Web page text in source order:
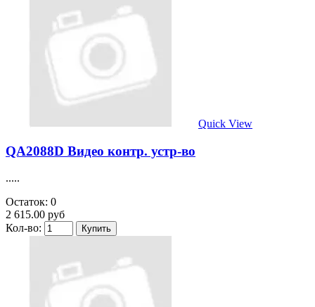
Quick View
QA2088D Видео контр. устр-во
.....
Остаток: 0
2 615.00 руб
Кол-во: